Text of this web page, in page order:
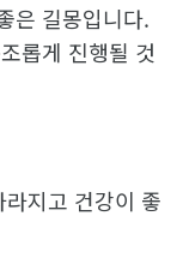
은 길몽입니다.
롭게 진행될 것
지고 건강이 좋